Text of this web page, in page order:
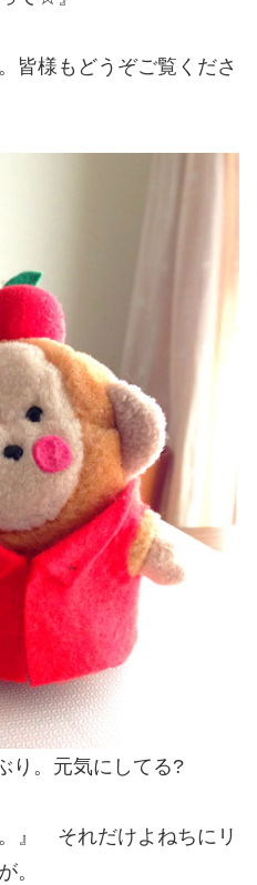
皆様もどうぞご覧くださ
り。元気にしてる?
』 それだけよねちにリ
。